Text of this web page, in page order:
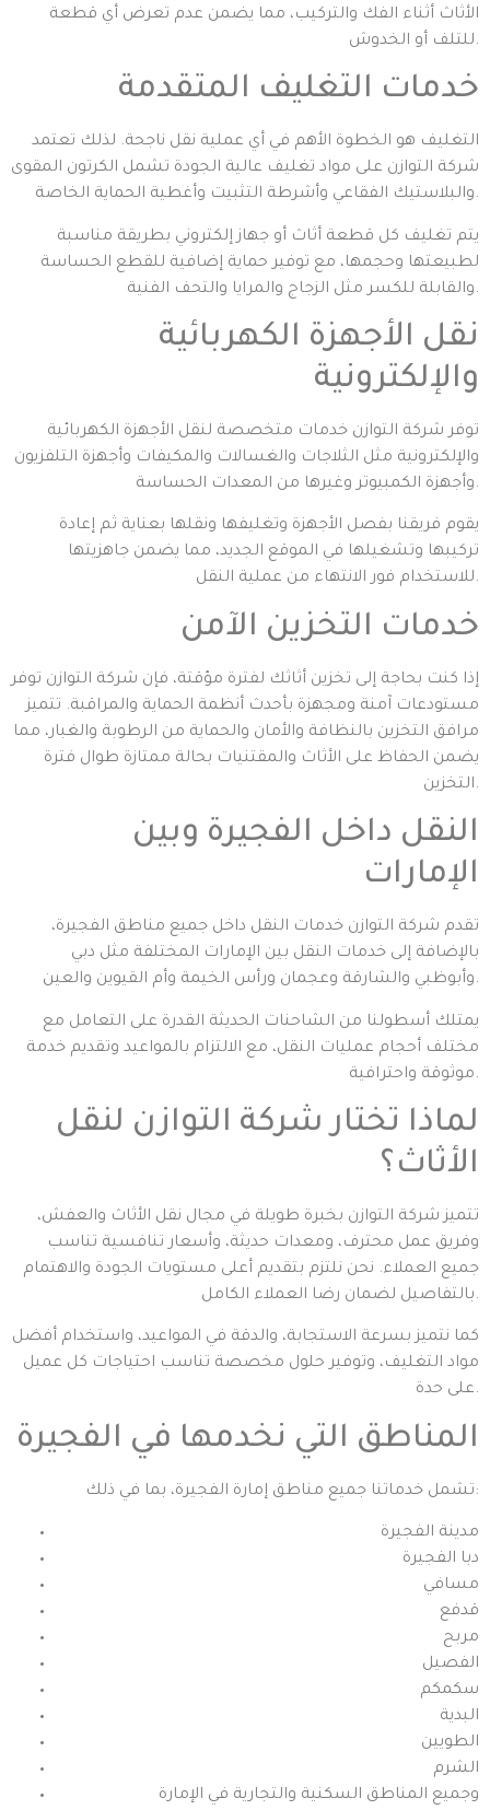
الأثاث أثناء الفك والتركيب، مما يضمن عدم تعرض أي قطعة
للتلف أو الخدوش.
خدمات التغليف المتقدمة
التغليف هو الخطوة الأهم في أي عملية نقل ناجحة. لذلك تعتمد
شركة التوازن على مواد تغليف عالية الجودة تشمل الكرتون المقوى
والبلاستيك الفقاعي وأشرطة التثبيت وأغطية الحماية الخاصة.
يتم تغليف كل قطعة أثاث أو جهاز إلكتروني بطريقة مناسبة
لطبيعتها وحجمها، مع توفير حماية إضافية للقطع الحساسة
والقابلة للكسر مثل الزجاج والمرايا والتحف الفنية.
نقل الأجهزة الكهربائية
والإلكترونية
توفر شركة التوازن خدمات متخصصة لنقل الأجهزة الكهربائية
والإلكترونية مثل الثلاجات والغسالات والمكيفات وأجهزة التلفزيون
وأجهزة الكمبيوتر وغيرها من المعدات الحساسة.
يقوم فريقنا بفصل الأجهزة وتغليفها ونقلها بعناية ثم إعادة
تركيبها وتشغيلها في الموقع الجديد، مما يضمن جاهزيتها
للاستخدام فور الانتهاء من عملية النقل.
خدمات التخزين الآمن
إذا كنت بحاجة إلى تخزين أثاثك لفترة مؤقتة، فإن شركة التوازن توفر
مستودعات آمنة ومجهزة بأحدث أنظمة الحماية والمراقبة. تتميز
مرافق التخزين بالنظافة والأمان والحماية من الرطوبة والغبار، مما
يضمن الحفاظ على الأثاث والمقتنيات بحالة ممتازة طوال فترة
التخزين.
النقل داخل الفجيرة وبين
الإمارات
تقدم شركة التوازن خدمات النقل داخل جميع مناطق الفجيرة،
بالإضافة إلى خدمات النقل بين الإمارات المختلفة مثل دبي
وأبوظبي والشارقة وعجمان ورأس الخيمة وأم القيوين والعين.
يمتلك أسطولنا من الشاحنات الحديثة القدرة على التعامل مع
مختلف أحجام عمليات النقل، مع الالتزام بالمواعيد وتقديم خدمة
موثوقة واحترافية.
لماذا تختار شركة التوازن لنقل
الأثاث؟
تتميز شركة التوازن بخبرة طويلة في مجال نقل الأثاث والعفش،
وفريق عمل محترف، ومعدات حديثة، وأسعار تنافسية تناسب
جميع العملاء. نحن نلتزم بتقديم أعلى مستويات الجودة والاهتمام
بالتفاصيل لضمان رضا العملاء الكامل.
كما نتميز بسرعة الاستجابة، والدقة في المواعيد، واستخدام أفضل
مواد التغليف، وتوفير حلول مخصصة تناسب احتياجات كل عميل
على حدة.
المناطق التي نخدمها في الفجيرة
تشمل خدماتنا جميع مناطق إمارة الفجيرة، بما في ذلك:
مدينة الفجيرة
دبا الفجيرة
مسافي
قدفع
مربح
الفصيل
سكمكم
البدية
الطويين
الشرم
وجميع المناطق السكنية والتجارية في الإمارة